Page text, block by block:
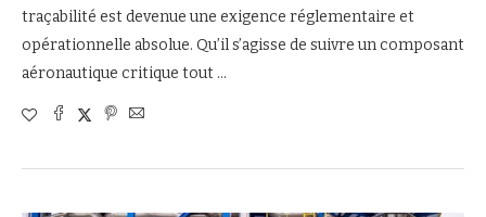
traçabilité est devenue une exigence réglementaire et
opérationnelle absolue. Qu’il s’agisse de suivre un composant
aéronautique critique tout …